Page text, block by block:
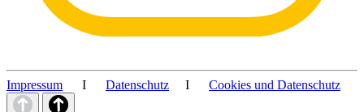
Impressum I Datenschutz I Cookies und Datenschutz